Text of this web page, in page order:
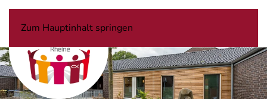
Zum Hauptinhalt springen